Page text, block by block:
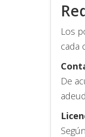
Los
cada
De